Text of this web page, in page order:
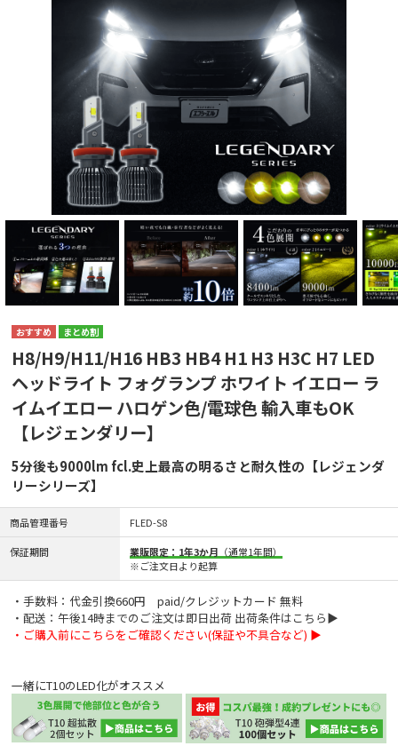
まとめ割
H8/H9/H11/H16 HB3 HB4 H1 H3 H3C H7 LED
ヘッドライト フォグランプ ホワイト イエロー ラ
イムイエロー ハロゲン色/電球色 輸入車もOK
【レジェンダリー】
5分後も9000lm fcl.史上最高の明るさと耐久性の【レジェンダ
リーシリーズ】
商品管理番号 FLED-S8
保証期間 業販限定：1年3か月 （通常1年間）
※ご注文日より起算
・手数料：代金引換660円 paid/クレジットカード 無料
・配送：午後14時までのご注文は即日出荷 出荷条件はこちら▶
・ご購入前にこちらをご確認ください(保証や不具合など) ▶
一緒にT10のLED化がオススメ